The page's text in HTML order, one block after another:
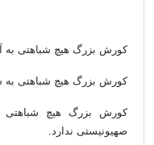
کورش بزرگ هیچ شباهتی به
کورش بزرگ هیچ شباهتی به
کورش بزرگ هیچ
صهیونیستی ندارد.